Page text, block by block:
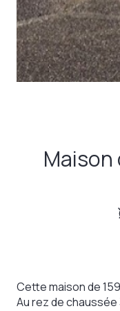
Cette maison de
Au rez de chaussée